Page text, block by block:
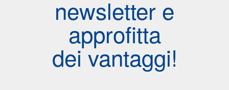
newsletter e
approfitta
dei vantaggi!